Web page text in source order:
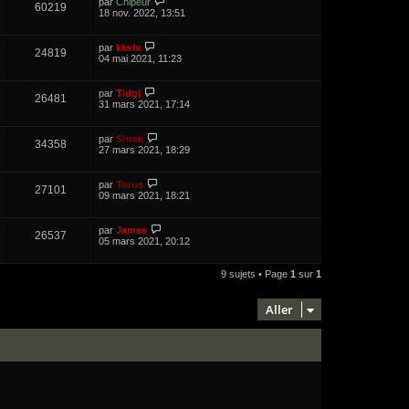
60219
18 nov. 2022, 13:51
24819 par kiwix
04 mai 2021, 11:23
26481 par Tidgi
31 mars 2021, 17:14
34358 par Shrek
27 mars 2021, 18:29
27101 par Torus
09 mars 2021, 18:21
26537 par James
05 mars 2021, 20:12
9 sujets • Page 1 sur 1
Aller